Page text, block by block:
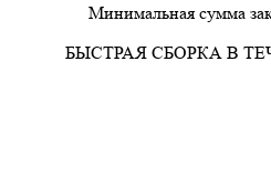
Минимальная сумма
БЫСТРАЯ СБОРКА В